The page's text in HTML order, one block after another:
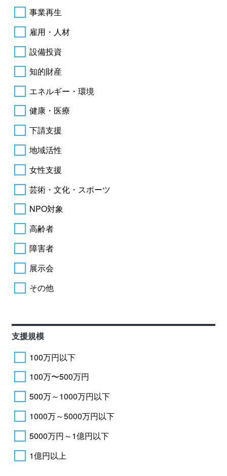
事業再生
雇用・人材
設備投資
知的財産
エネルギー・環境
健康・医療
下請支援
地域活性
女性支援
芸術・文化・スポーツ
NPO対象
高齢者
障害者
展示会
その他
支援規模
100万円以下
100万〜500万円
500万～1000万円以下
1000万～5000万円以下
5000万円～1億円以下
1億円以上